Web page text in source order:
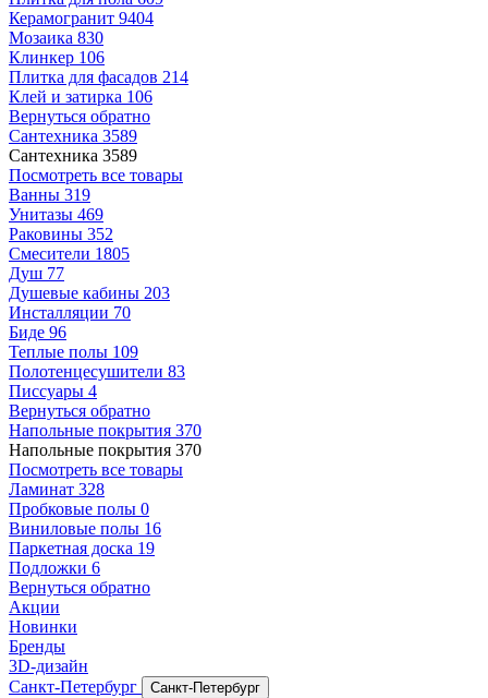
Керамогранит 9404
Мозаика 830
Клинкер 106
Плитка для фасадов 214
Клей и затирка 106
Вернуться обратно
Сантехника 3589
Сантехника 3589
Посмотреть все товары
Ванны 319
Унитазы 469
Раковины 352
Смесители 1805
Душ 77
Душевые кабины 203
Инсталляции 70
Биде 96
Теплые полы 109
Полотенцесушители 83
Писсуары 4
Вернуться обратно
Напольные покрытия 370
Напольные покрытия 370
Посмотреть все товары
Ламинат 328
Пробковые полы 0
Виниловые полы 16
Паркетная доска 19
Подложки 6
Вернуться обратно
Акции
Новинки
Бренды
3D-дизайн
Санкт-Петербург
Санкт-Петербург